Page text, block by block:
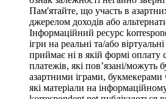
Пам'ятайте, що участь в
джерелом доходів або
Інформаційний ресурс
ігри на реальні та/або
приймає ні в якій формі оплату
платежів, які пов’язані/можуть
азартними іграми, букмекерами
які матеріали на